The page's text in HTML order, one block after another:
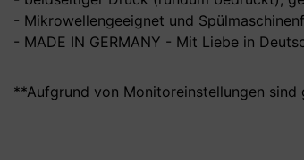
- Mikrowellengeeignet und
- MADE IN GERMANY - Mit Liebe in
**Aufgrund von Monitoreinstellungen